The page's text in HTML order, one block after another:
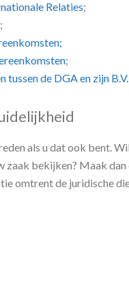
Relaties;
;
;
tussen de DGA en zijn B.V.
als u dat ook bent.
zaak bekijken? Maak
omtrent de juridische